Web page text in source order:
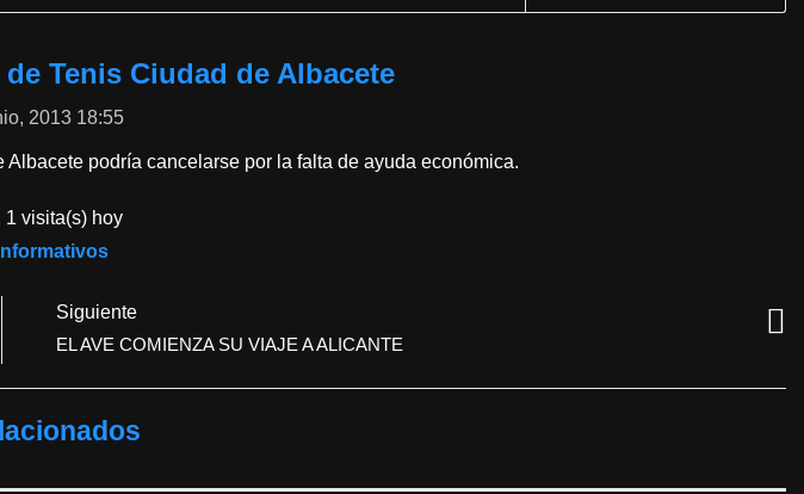
Tenis Ciudad de Albacete
2013 18:55
podría cancelarse por la falta de ayuda económica.
1 visita(s) hoy
Informativos
Siguiente
EL AVE COMIENZA SU VIAJE A ALICANTE